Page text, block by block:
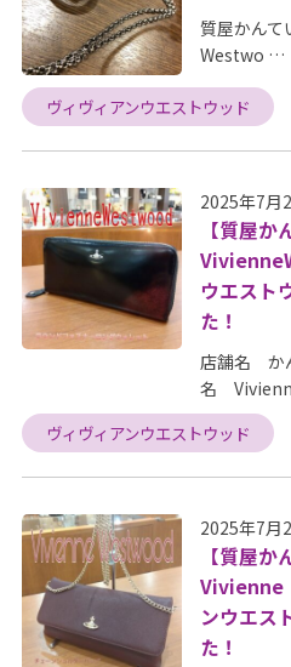
質屋かん
Westwo …
ヴィヴィアンウエストウッド
2025年7月
【質屋か
ウエスト
た！
店舗名 か
名
ヴィヴィアンウエストウッド
2025年7月
【質屋
Vivienne
ンウエス
た！